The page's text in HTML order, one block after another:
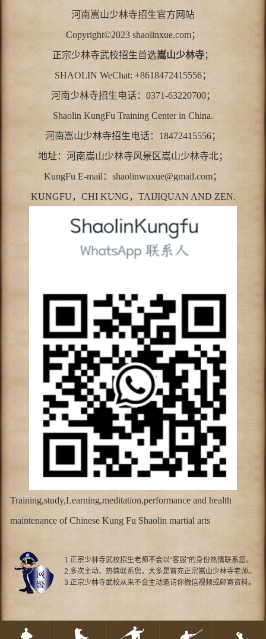
河南嵩山少林寺招生官方网站
Copyright©2023 shaolinxue.com；
正宗少林寺武校招生首选嵩山少林寺；
SHAOLIN WeChat: +8618472415556；
河南少林寺招生电话：0371-63220700；
Shaolin KungFu Training Center in China.
河南嵩山少林寺招生电话：18472415556；
地址：河南嵩山少林寺风景区嵩山少林寺北；
KungFu E-mail：shaolinwuxue@gmail.com；
KUNGFU，CHI KUNG，TAIJIQUAN AND ZEN.
Training,study,Learning,meditation,performance and health
maintenance of Chinese Kung Fu Shaolin martial arts
1.正宗少林寺武校招生老师不会以“客服”的身份热情联系您。
2.多次主动、热情联系您，大多是冒充正宗嵩山少林寺老师。
3.正宗少林寺武校从来不会主动邀请你微信视频或邮寄资料。